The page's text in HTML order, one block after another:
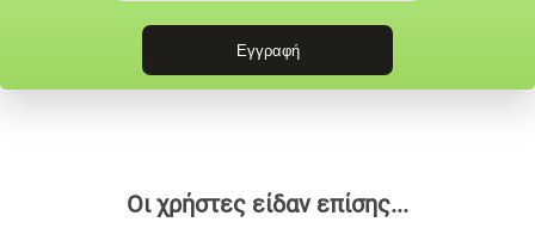
Οι χρήστες είδαν επίσης...